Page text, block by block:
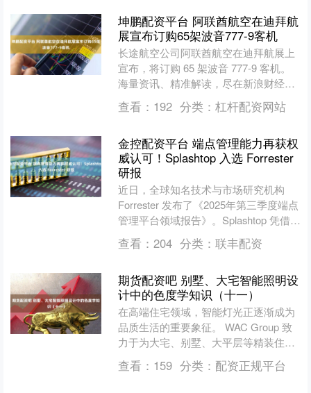
坤鹏配资平台 阿联酋航空在迪拜航
展宣布订购65架波音777-9客机
长途航空公司阿联酋航空在迪拜航展上
宣布，将订购 65 架波音 777-9 客机。
海量资讯、精准解读，尽在新浪财经
APP 责任编辑：郭明煜....
查看： 192 分类： 杠杆配资网站
金控配资平台 端点管理能力再获权
威认可！Splashtop 入选 Forrester
研报
近日，全球知名技术与市场研究机构
Forrester 发布了《2025年第三季度端点
管理平台领域报告》。Splashtop 凭借其
在端点管理领域持续提升的产品影....
查看： 204 分类： 联丰配资
期货配资吧 别墅、大宅智能照明设
计中的色度学知识（十一）
在高端住宅领域，智能灯光正逐渐成为
品质生活的重要象征。 WAC Group 致
力于为大宅、别墅、大平层等精装住宅
用户提供优质的智能照明产品和智能照
明解决方案。今....
查看： 159 分类： 配资正规平台